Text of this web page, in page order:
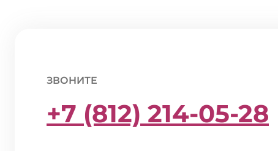
ЗВОНИТЕ
+7 (812) 214-05-28